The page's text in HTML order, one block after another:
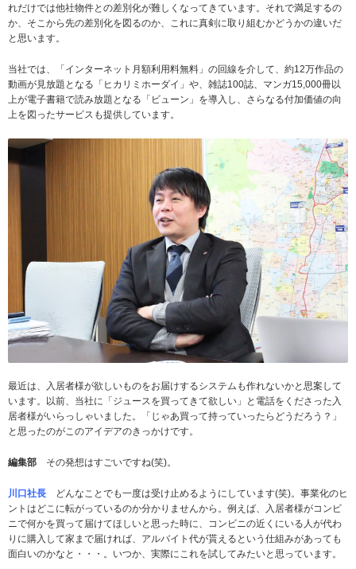
れだけでは他社物件との差別化が難しくなってきています。それで満足するの
か、そこから先の差別化を図るのか、これに真剣に取り組むかどうかの違いだ
と思います。
当社では、「インターネット月額利用料無料」の回線を介して、約12万作品の
動画が見放題となる「ヒカリミホーダイ」や、雑誌100誌、マンガ15,000冊以
上が電子書籍で読み放題となる「ビューン」を導入し、さらなる付加価値の向
上を図ったサービスも提供しています。
最近は、入居者様が欲しいものをお届けするシステムも作れないかと思案して
います。以前、当社に「ジュースを買ってきて欲しい」と電話をくださった入
居者様がいらっしゃいました。「じゃあ買って持っていったらどうだろう？」
と思ったのがこのアイデアのきっかけです。
編集部 その発想はすごいですね(笑)。
川口社長 どんなことでも一度は受け止めるようにしています(笑)。事業化のヒ
ントはどこに転がっているのか分かりませんから。例えば、入居者様がコンビ
ニで何かを買って届けてほしいと思った時に、コンビニの近くにいる人が代わ
りに購入して家まで届ければ、アルバイト代が貰えるという仕組みがあっても
面白いのかなと・・・。いつか、実際にこれを試してみたいと思っています。